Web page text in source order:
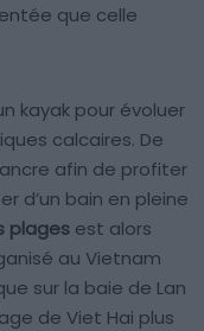
que celle
kayak pour évoluer
calcaires. De
afin de profiter
d’un bain en pleine
plages est alors
au Vietnam
sur la baie de Lan
de Viet Hai plus